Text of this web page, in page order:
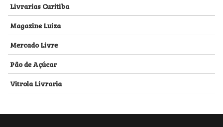
Livrarias Curitiba
Magazine Luiza
Mercado Livre
Pão de Açúcar
Vitrola Livraria